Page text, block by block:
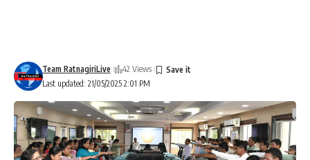
Last updated: 21/05/2025 2:01 PM
Team RatnagiriLive 42 Views